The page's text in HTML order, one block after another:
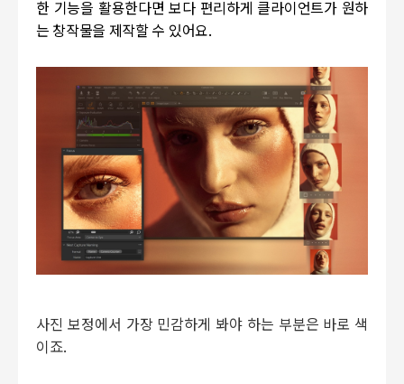
한 기능을 활용한다면 보다 편리하게 클라이언트가 원하
는 창작물을 제작할 수 있어요.
사진 보정에서 가장 민감하게 봐야 하는 부분은 바로 색
이죠.